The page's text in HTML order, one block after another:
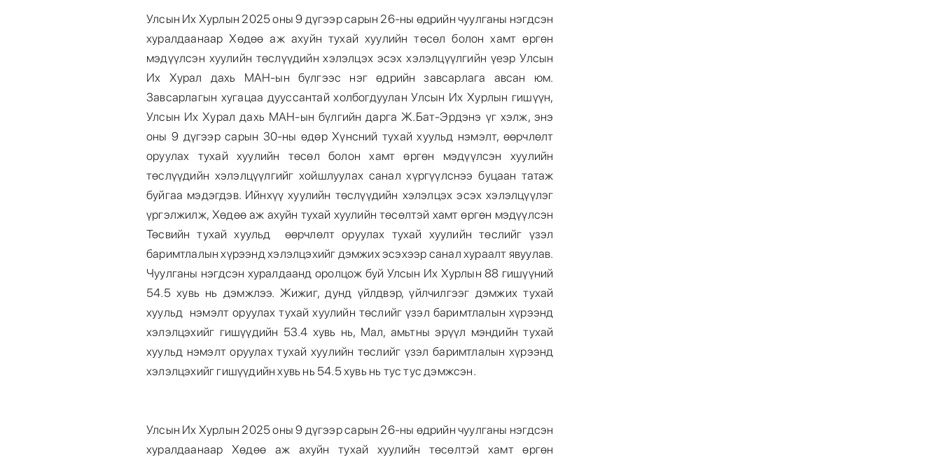
Улсын Их Хурлын 2025 оны 9 дүгээр сарын 26-ны өдрийн чуулганы нэгдсэн
хуралдаанаар Хөдөө аж ахуйн тухай хуулийн төсөл болон хамт өргөн
мэдүүлсэн хуулийн төслүүдийн хэлэлцэх эсэх хэлэлцүүлгийн үеэр Улсын
Их Хурал дахь МАН-ын бүлгээс нэг өдрийн завсарлага авсан юм.
Завсарлагын хугацаа дууссантай холбогдуулан Улсын Их Хурлын гишүүн,
Улсын Их Хурал дахь МАН-ын бүлгийн дарга Ж.Бат-Эрдэнэ үг хэлж, энэ
оны 9 дүгээр сарын 30-ны өдөр Хүнсний тухай хуульд нэмэлт, өөрчлөлт
оруулах тухай хуулийн төсөл болон хамт өргөн мэдүүлсэн хуулийн
төслүүдийн хэлэлцүүлгийг хойшлуулах санал хүргүүлснээ буцаан татаж
буйгаа мэдэгдэв. Ийнхүү хуулийн төслүүдийн хэлэлцэх эсэх хэлэлцүүлэг
үргэлжилж, Хөдөө аж ахуйн тухай хуулийн төсөлтэй хамт өргөн мэдүүлсэн
Төсвийн тухай хуульд өөрчлөлт оруулах тухай хуулийн төслийг үзэл
баримтлалын хүрээнд хэлэлцэхийг дэмжих эсэхээр санал хураалт явуулав.
Чуулганы нэгдсэн хуралдаанд оролцож буй Улсын Их Хурлын 88 гишүүний
54.5 хувь нь дэмжлээ. Жижиг, дунд үйлдвэр, үйлчилгээг дэмжих тухай
хуульд нэмэлт оруулах тухай хуулийн төслийг үзэл баримтлалын хүрээнд
хэлэлцэхийг гишүүдийн 53.4 хувь нь, Мал, амьтны эрүүл мэндийн тухай
хуульд нэмэлт оруулах тухай хуулийн төслийг үзэл баримтлалын хүрээнд
хэлэлцэхийг гишүүдийн хувь нь 54.5 хувь нь тус тус дэмжсэн.
Улсын Их Хурлын 2025 оны 9 дүгээр сарын 26-ны өдрийн чуулганы нэгдсэн
хуралдаанаар Хөдөө аж ахуйн тухай хуулийн төсөлтэй хамт өргөн